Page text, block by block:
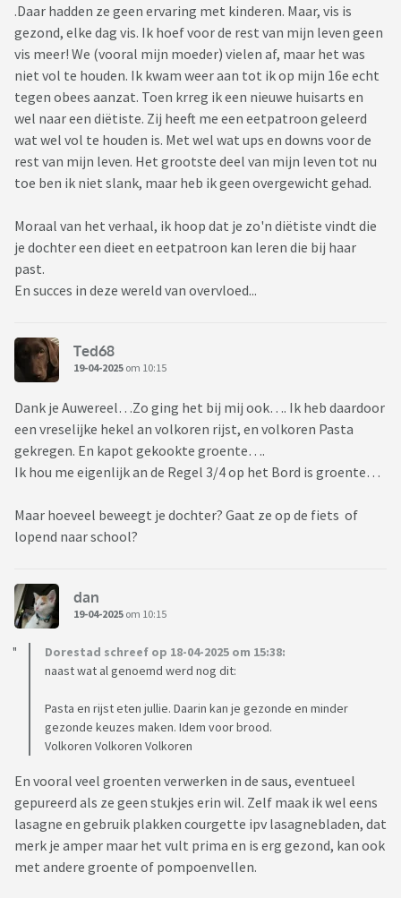
.Daar hadden ze geen ervaring met kinderen. Maar, vis is
gezond, elke dag vis. Ik hoef voor de rest van mijn leven geen
vis meer! We (vooral mijn moeder) vielen af, maar het was
niet vol te houden. Ik kwam weer aan tot ik op mijn 16e echt
tegen obees aanzat. Toen krreg ik een nieuwe huisarts en
wel naar een diëtiste. Zij heeft me een eetpatroon geleerd
wat wel vol te houden is. Met wel wat ups en downs voor de
rest van mijn leven. Het grootste deel van mijn leven tot nu
toe ben ik niet slank, maar heb ik geen overgewicht gehad.
Moraal van het verhaal, ik hoop dat je zo'n diëtiste vindt die
je dochter een dieet en eetpatroon kan leren die bij haar
past.
En succes in deze wereld van overvloed...
Ted68
19-04-2025 om 10:15
Dank je Auwereel…Zo ging het bij mij ook…. Ik heb daardoor
een vreselijke hekel an volkoren rijst, en volkoren Pasta
gekregen. En kapot gekookte groente….
Ik hou me eigenlijk an de Regel 3/4 op het Bord is groente…
Maar hoeveel beweegt je dochter? Gaat ze op de fiets of
lopend naar school?
dan
19-04-2025 om 10:15
Dorestad schreef op 18-04-2025 om 15:38:
naast wat al genoemd werd nog dit:
Pasta en rijst eten jullie. Daarin kan je gezonde en minder
gezonde keuzes maken. Idem voor brood.
Volkoren Volkoren Volkoren
En vooral veel groenten verwerken in de saus, eventueel
gepureerd als ze geen stukjes erin wil. Zelf maak ik wel eens
lasagne en gebruik plakken courgette ipv lasagnebladen, dat
merk je amper maar het vult prima en is erg gezond, kan ook
met andere groente of pompoenvellen.